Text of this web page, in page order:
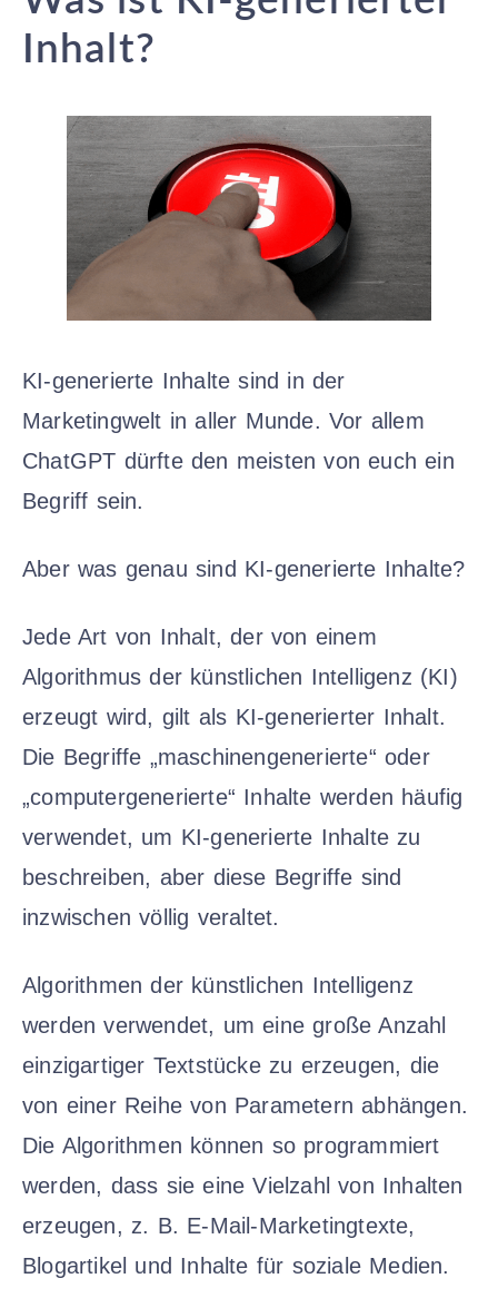
Inhalt?
KI-generierte Inhalte sind in der
Marketingwelt in aller Munde. Vor allem
ChatGPT dürfte den meisten von euch ein
Begriff sein.
Aber was genau sind KI-generierte Inhalte?
Jede Art von Inhalt, der von einem
Algorithmus der künstlichen Intelligenz (KI)
erzeugt wird, gilt als KI-generierter Inhalt.
Die Begriffe „maschinengenerierte“ oder
„computergenerierte“ Inhalte werden häufig
verwendet, um KI-generierte Inhalte zu
beschreiben, aber diese Begriffe sind
inzwischen völlig veraltet.
Algorithmen der künstlichen Intelligenz
werden verwendet, um eine große Anzahl
einzigartiger Textstücke zu erzeugen, die
von einer Reihe von Parametern abhängen.
Die Algorithmen können so programmiert
werden, dass sie eine Vielzahl von Inhalten
erzeugen, z. B. E-Mail-Marketingtexte,
Blogartikel und Inhalte für soziale Medien.